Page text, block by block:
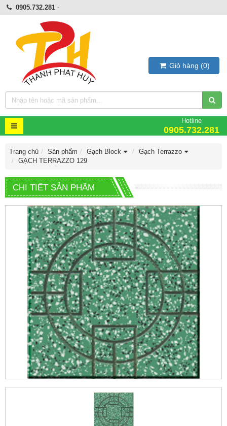
0905.732.281-
Giỏ hàng (0)
Hotline
0905.732.281
Trang chủ Sản phẩm Gạch Block
Gạch Terrazzo
GẠCH TERRAZZO 129
CHI TIẾT SẢN PHẨM